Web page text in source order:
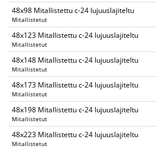
48x98 Mitallistettu c-24 lujuuslajiteltu
Mitallistetut
48x123 Mitallistettu c-24 lujuuslajiteltu
Mitallistetut
48x148 Mitallistettu c-24 lujuuslajiteltu
Mitallistetut
48x173 Mitallistettu c-24 lujuuslajiteltu
Mitallistetut
48x198 Mitallistettu c-24 lujuuslajiteltu
Mitallistetut
48x223 Mitallistettu c-24 lujuuslajiteltu
Mitallistetut